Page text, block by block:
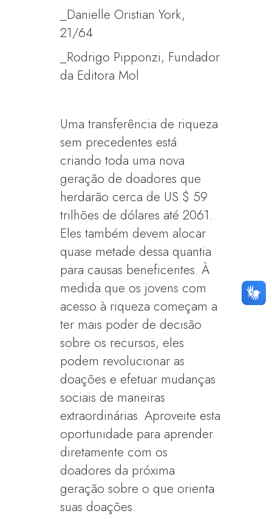
_Danielle Oristian York,
21/64
_Rodrigo Pipponzi, Fundador
da Editora Mol
Uma transferência de riqueza
sem precedentes está
criando toda uma nova
geração de doadores que
herdarão cerca de US $ 59
trilhões de dólares até 2061.
Eles também devem alocar
quase metade dessa quantia
para causas beneficentes. À
medida que os jovens com
acesso à riqueza começam a
ter mais poder de decisão
sobre os recursos, eles
podem revolucionar as
doações e efetuar mudanças
sociais de maneiras
extraordinárias. Aproveite esta
oportunidade para aprender
diretamente com os
doadores da próxima
geração sobre o que orienta
suas doações.